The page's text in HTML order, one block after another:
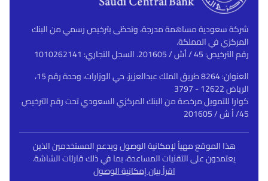
شركة سعودية مساهمة مدرجة، وتحظى بترخيص رسمي من البنك
المركزي في المملكة.
رقم الترخيص: 45 / أش / 201605. السجل التجاري: 1010262141
العنوان: 8264 طريق الملك عبدالعزيز، حي الوزارات، وحدة رقم 15،
الرياض 12622 - 3797
كوارا للتمويل مرخصة من البنك المركزي السعودي تحت رقم الترخيص
45/ أ ش / 201605
هذا الموقع مهيأ لإمكانية الوصول ويدعم المستخدمين الذين
يعتمدون على التقنيات المساعدة، بما في ذلك قارئات الشاشة.
اقرأ بيان إمكانية الوصول